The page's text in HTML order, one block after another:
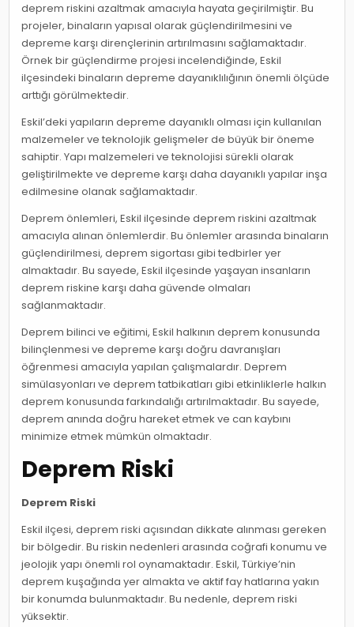
deprem riskini azaltmak amacıyla hayata geçirilmiştir. Bu
projeler, binaların yapısal olarak güçlendirilmesini ve
depreme karşı dirençlerinin artırılmasını sağlamaktadır.
Örnek bir güçlendirme projesi incelendiğinde, Eskil
ilçesindeki binaların depreme dayanıklılığının önemli ölçüde
arttığı görülmektedir.
Eskil’deki yapıların depreme dayanıklı olması için kullanılan
malzemeler ve teknolojik gelişmeler de büyük bir öneme
sahiptir. Yapı malzemeleri ve teknolojisi sürekli olarak
geliştirilmekte ve depreme karşı daha dayanıklı yapılar inşa
edilmesine olanak sağlamaktadır.
Deprem önlemleri, Eskil ilçesinde deprem riskini azaltmak
amacıyla alınan önlemlerdir. Bu önlemler arasında binaların
güçlendirilmesi, deprem sigortası gibi tedbirler yer
almaktadır. Bu sayede, Eskil ilçesinde yaşayan insanların
deprem riskine karşı daha güvende olmaları
sağlanmaktadır.
Deprem bilinci ve eğitimi, Eskil halkının deprem konusunda
bilinçlenmesi ve depreme karşı doğru davranışları
öğrenmesi amacıyla yapılan çalışmalardır. Deprem
simülasyonları ve deprem tatbikatları gibi etkinliklerle halkın
deprem konusunda farkındalığı artırılmaktadır. Bu sayede,
deprem anında doğru hareket etmek ve can kaybını
minimize etmek mümkün olmaktadır.
Deprem Riski
Deprem Riski
Eskil ilçesi, deprem riski açısından dikkate alınması gereken
bir bölgedir. Bu riskin nedenleri arasında coğrafi konumu ve
jeolojik yapı önemli rol oynamaktadır. Eskil, Türkiye’nin
deprem kuşağında yer almakta ve aktif fay hatlarına yakın
bir konumda bulunmaktadır. Bu nedenle, deprem riski
yüksektir.